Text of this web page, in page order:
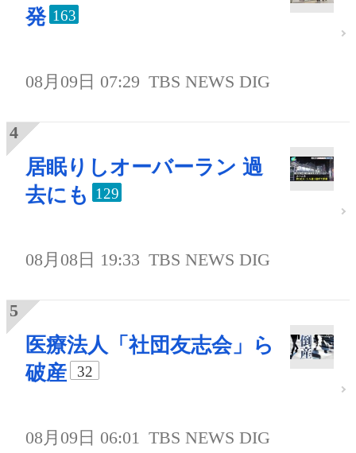
発 163
08月09日 07:29 TBS NEWS DIG
居眠りしオーバーラン 過
去にも
129
08月08日 19:33 TBS NEWS DIG
医療法人「社団友志会」ら
破産
32
08月09日 06:01 TBS NEWS DIG